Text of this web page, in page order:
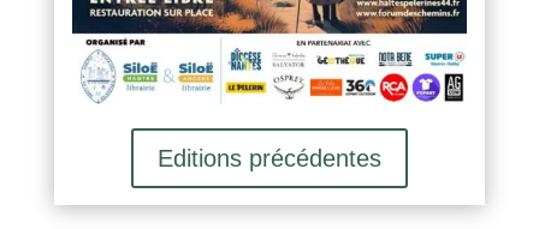
Editions précédentes